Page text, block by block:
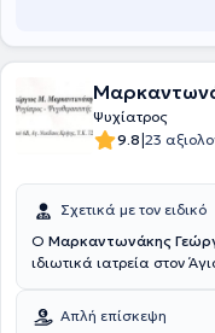
Ψυχίατρος
9.8|23
Σχετικά με τον ειδικό
Ο Μαρκαντωνάκης
ιδιωτικά ιατρεία στον
Εθνικού και
της Ιατρικής Σχολής του
Απλή επίσκεψη